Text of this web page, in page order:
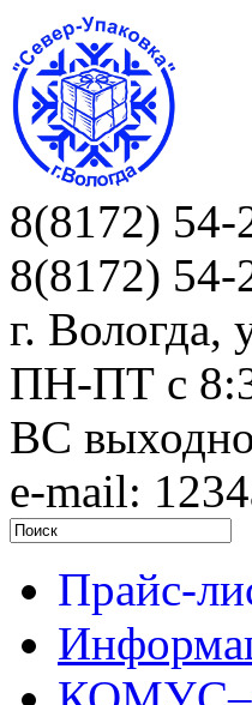
8(8172) 54-
8(8172) 54-
г. Вологда,
ПН-ПТ c
ВС
e-mail:
Прайс-